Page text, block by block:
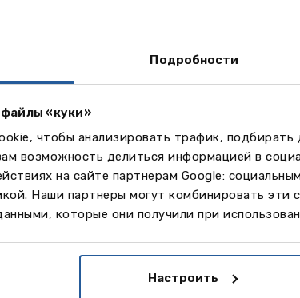
Подробности
«куки»
чтобы анализировать трафик,
возможность делиться информацией в
на сайте партнерам Google:
Наши партнеры могут комбинировать эти
которые они получили при
Настроить